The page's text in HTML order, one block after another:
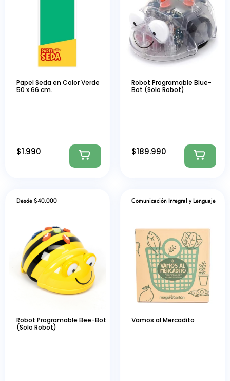
Papel Seda en Color Verde
50 x 66 cm.
$1.990
Robot Programable Blue-
Bot (Solo Robot)
$189.990
Desde $40.000
Robot Programable Bee-Bot
(Solo Robot)
Comunicación Integral y Lenguaje
Vamos al Mercadito